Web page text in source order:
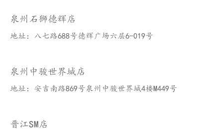
泉州石狮德辉店
地址：八七路688号德辉广场六层6-019号
泉州中骏世界城店
地址：安吉南路869号泉州中骏世界城4楼M449号
晋江SM店